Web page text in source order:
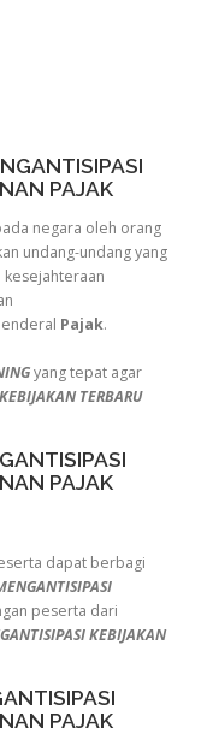
PAJAK
negara oleh orang
undang-undang yang
kesejahteraan
Pajak.
yang tepat agar
TERBARU
PAJAK
dapat berbagi
peserta dari
KEBIJAKAN
PAJAK